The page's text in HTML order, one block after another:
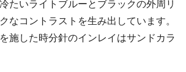
たいライトブルーとブラックの外周リ
なコントラストを生み出しています。
施した時分針のインレイはサンドカラ